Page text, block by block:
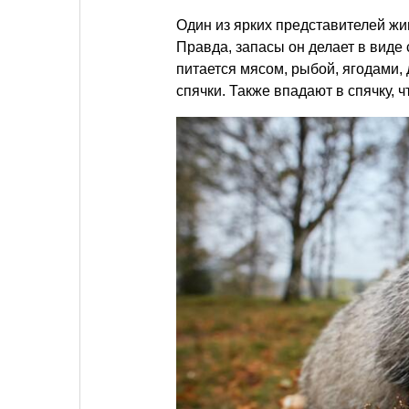
Один из ярких представителей
Правда, запасы он делает в
питается мясом, рыбой,
спячки. Также впадают в спячку,